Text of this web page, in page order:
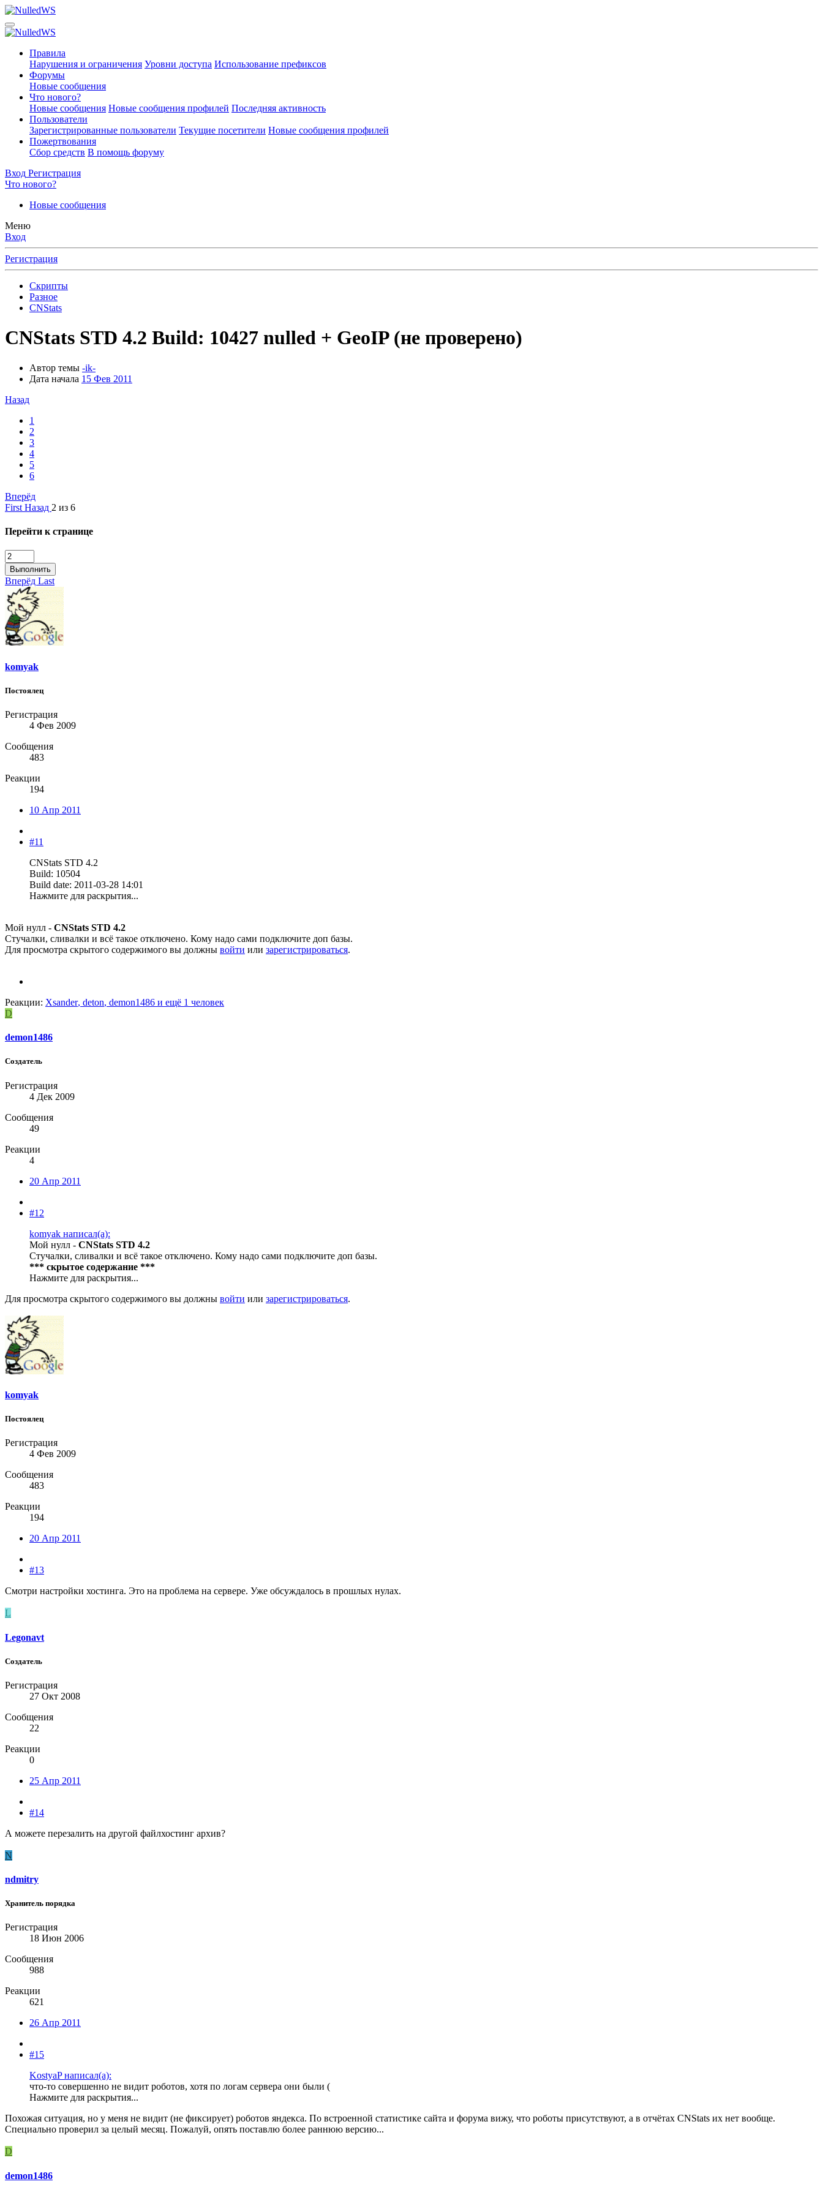
Правила
Нарушения и ограничения Уровни доступа Использование префиксов
Форумы
Новые сообщения
Что нового?
Новые сообщения Новые сообщения профилей Последняя активность
Пользователи
Зарегистрированные пользователи Текущие посетители Новые сообщения профилей
Пожертвования
Сбор средств В помощь форуму
Вход Регистрация
Что нового?
Новые сообщения
Меню
Вход
Регистрация
Скрипты
Разное
CNStats
CNStats STD 4.2 Build: 10427 nulled + GeoIP (не проверено)
Автор темы -ik-
Дата начала 15 Фев 2011
Назад
1
2
3
4
5
6
Вперёд
First Назад 2 из 6
Перейти к странице
Выполнить
Вперёд Last
komyak
Постоялец
Регистрация
4 Фев 2009
Сообщения
483
Реакции
194
10 Апр 2011
#11
CNStats STD 4.2
Build: 10504
Build date: 2011-03-28 14:01
Нажмите для раскрытия...
Мой нулл - CNStats STD 4.2
Стучалки, сливалки и всё такое отключено. Кому надо сами подключите доп базы.
Для просмотра скрытого содержимого вы должны войти или зарегистрироваться.
Реакции: Xsander, deton, demon1486 и ещё 1 человек
D
demon1486
Создатель
Регистрация
4 Дек 2009
Сообщения
49
Реакции
4
20 Апр 2011
#12
komyak написал(а):
Мой нулл - CNStats STD 4.2
Стучалки, сливалки и всё такое отключено. Кому надо сами подключите доп базы.
*** скрытое содержание ***
Нажмите для раскрытия...
Для просмотра скрытого содержимого вы должны войти или зарегистрироваться.
komyak
Постоялец
Регистрация
4 Фев 2009
Сообщения
483
Реакции
194
20 Апр 2011
#13
Смотри настройки хостинга. Это на проблема на сервере. Уже обсуждалось в прошлых нулах.
L
Legonavt
Создатель
Регистрация
27 Окт 2008
Сообщения
22
Реакции
0
25 Апр 2011
#14
А можете перезалить на другой файлхостинг архив?
N
ndmitry
Хранитель порядка
Регистрация
18 Июн 2006
Сообщения
988
Реакции
621
26 Апр 2011
#15
KostyaP написал(а):
что-то совершенно не видит роботов, хотя по логам сервера они были (
Нажмите для раскрытия...
Похожая ситуация, но у меня не видит (не фиксирует) роботов яндекса. По встроенной статистике сайта и форума вижу, что роботы присутствуют, а в отчётах CNStats их нет вообще.
Специально проверил за целый месяц. Пожалуй, опять поставлю более раннюю версию...
D
demon1486